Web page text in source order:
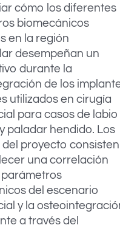
cómo los diferentes
biomecánicos
en la región
desempeñan un
durante la
de los
utilizados en cirugía
para casos de labio
paladar hendido. Los
del proyecto consisten
una correlación
del escenario
y la
a través del